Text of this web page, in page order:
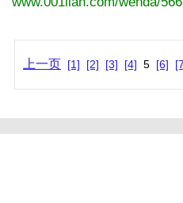
上一页 [1] [2] [3] [4] 5 [6]